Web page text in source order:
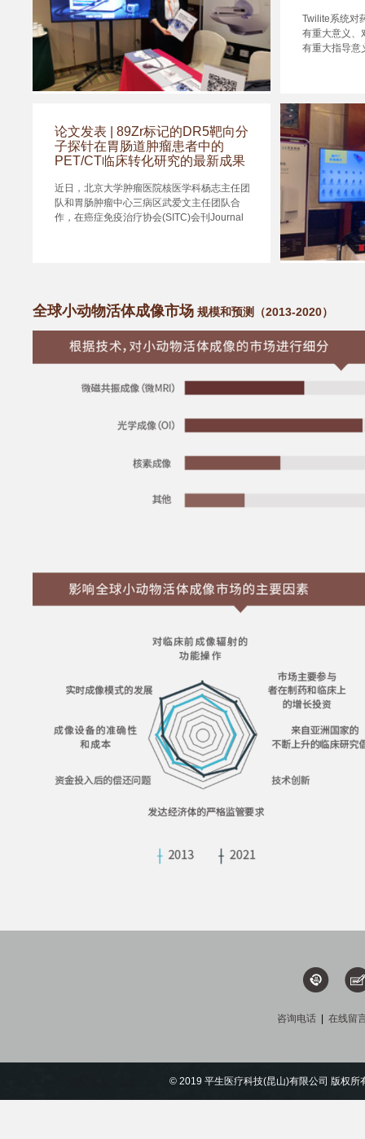
参会|广东核学会核药学专委会成
立大会圆满落幕
参会|广东核学会核药学专委会成立大会圆满落
Twilite系统对
有重大意义、
有重大指导意
论文发表 | 89Zr标记的DR5靶向分
子探针在胃肠道肿瘤患者中的
PET/CT临床转化研究的最新成果
近日，北京大学肿瘤医院核医学科杨志主任团
队和胃肠肿瘤中心三病区武爱文主任团队合
作，在癌症免疫治疗协会(SITC)会刊Journal
明备受关注的死亡受体5(DR5)在体的代谢分
布。
物PET/
近日，中华医
会在云南省昆
核医学与分子
研究、临床诊
全球小动物活体成像市场 规模和预测（2013-2020）
咨询电话 | 在线留
© 2019 平生医疗科技(昆山)有限公司 版权